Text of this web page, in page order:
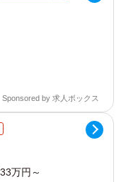
Sponsored by 求人ボックス
万円～